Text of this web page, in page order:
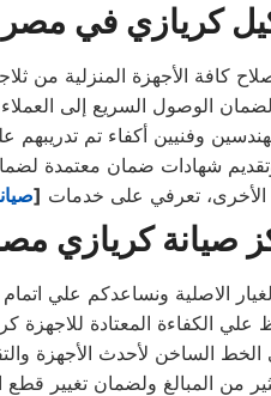
كريازي في مصر
وفنيين أكفاء تم
الأخرى، تعرفي على خدمات [
صيانة كريازي
الاصلية ونساعدكم علي
علي الكفاءة المعتادة للاجهزة
الساخن لأحدث الأجهزة
من المبالغ ولضمان تغيير قطع